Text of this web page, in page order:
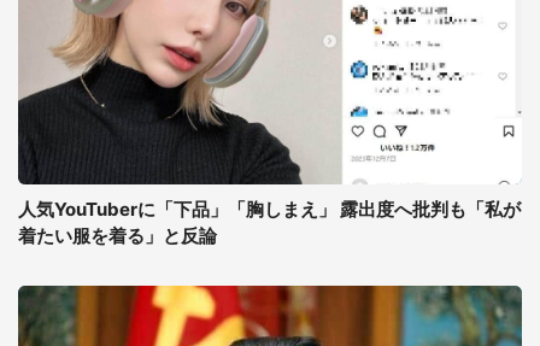
人気YouTuberに「下品」「胸しまえ」 露出度へ批判も「私が
着たい服を着る」と反論